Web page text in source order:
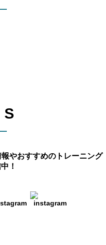
やおすすめのトレーニング
！